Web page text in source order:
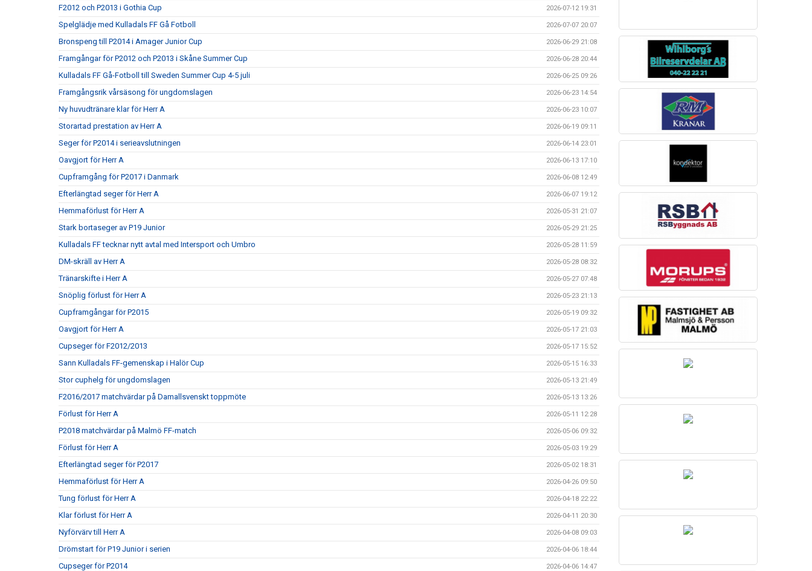
F2012 och P2013 i Gothia Cup 2026-07-12 19:31
Spelglädje med Kulladals FF Gå Fotboll 2026-07-07 20:07
Bronspeng till P2014 i Amager Junior Cup 2026-06-29 21:08
Framgångar för P2012 och P2013 i Skåne Summer Cup 2026-06-28 20:44
Kulladals FF Gå-Fotboll till Sweden Summer Cup 4-5 juli 2026-06-25 09:26
Framgångsrik vårsäsong för ungdomslagen 2026-06-23 14:54
Ny huvudtränare klar för Herr A 2026-06-23 10:07
Storartad prestation av Herr A 2026-06-19 09:11
Seger för P2014 i serieavslutningen 2026-06-14 23:01
Oavgjort för Herr A 2026-06-13 17:10
Cupframgång för P2017 i Danmark 2026-06-08 12:49
Efterlängtad seger för Herr A 2026-06-07 19:12
Hemmaförlust för Herr A 2026-05-31 21:07
Stark bortaseger av P19 Junior 2026-05-29 21:25
Kulladals FF tecknar nytt avtal med Intersport och Umbro 2026-05-28 11:59
DM-skräll av Herr A 2026-05-28 08:32
Tränarskifte i Herr A 2026-05-27 07:48
Snöplig förlust för Herr A 2026-05-23 21:13
Cupframgångar för P2015 2026-05-19 09:32
Oavgjort för Herr A 2026-05-17 21:03
Cupseger för F2012/2013 2026-05-17 15:52
Sann Kulladals FF-gemenskap i Halör Cup 2026-05-15 16:33
Stor cuphelg för ungdomslagen 2026-05-13 21:49
F2016/2017 matchvärdar på Damallsvenskt toppmöte 2026-05-13 13:26
Förlust för Herr A 2026-05-11 12:28
P2018 matchvärdar på Malmö FF-match 2026-05-06 09:32
Förlust för Herr A 2026-05-03 19:29
Efterlängtad seger för P2017 2026-05-02 18:31
Hemmaförlust för Herr A 2026-04-26 09:50
Tung förlust för Herr A 2026-04-18 22:22
Klar förlust för Herr A 2026-04-11 20:30
Nyförvärv till Herr A 2026-04-08 09:03
Drömstart för P19 Junior i serien 2026-04-06 18:44
Cupseger för P2014 2026-04-06 14:47